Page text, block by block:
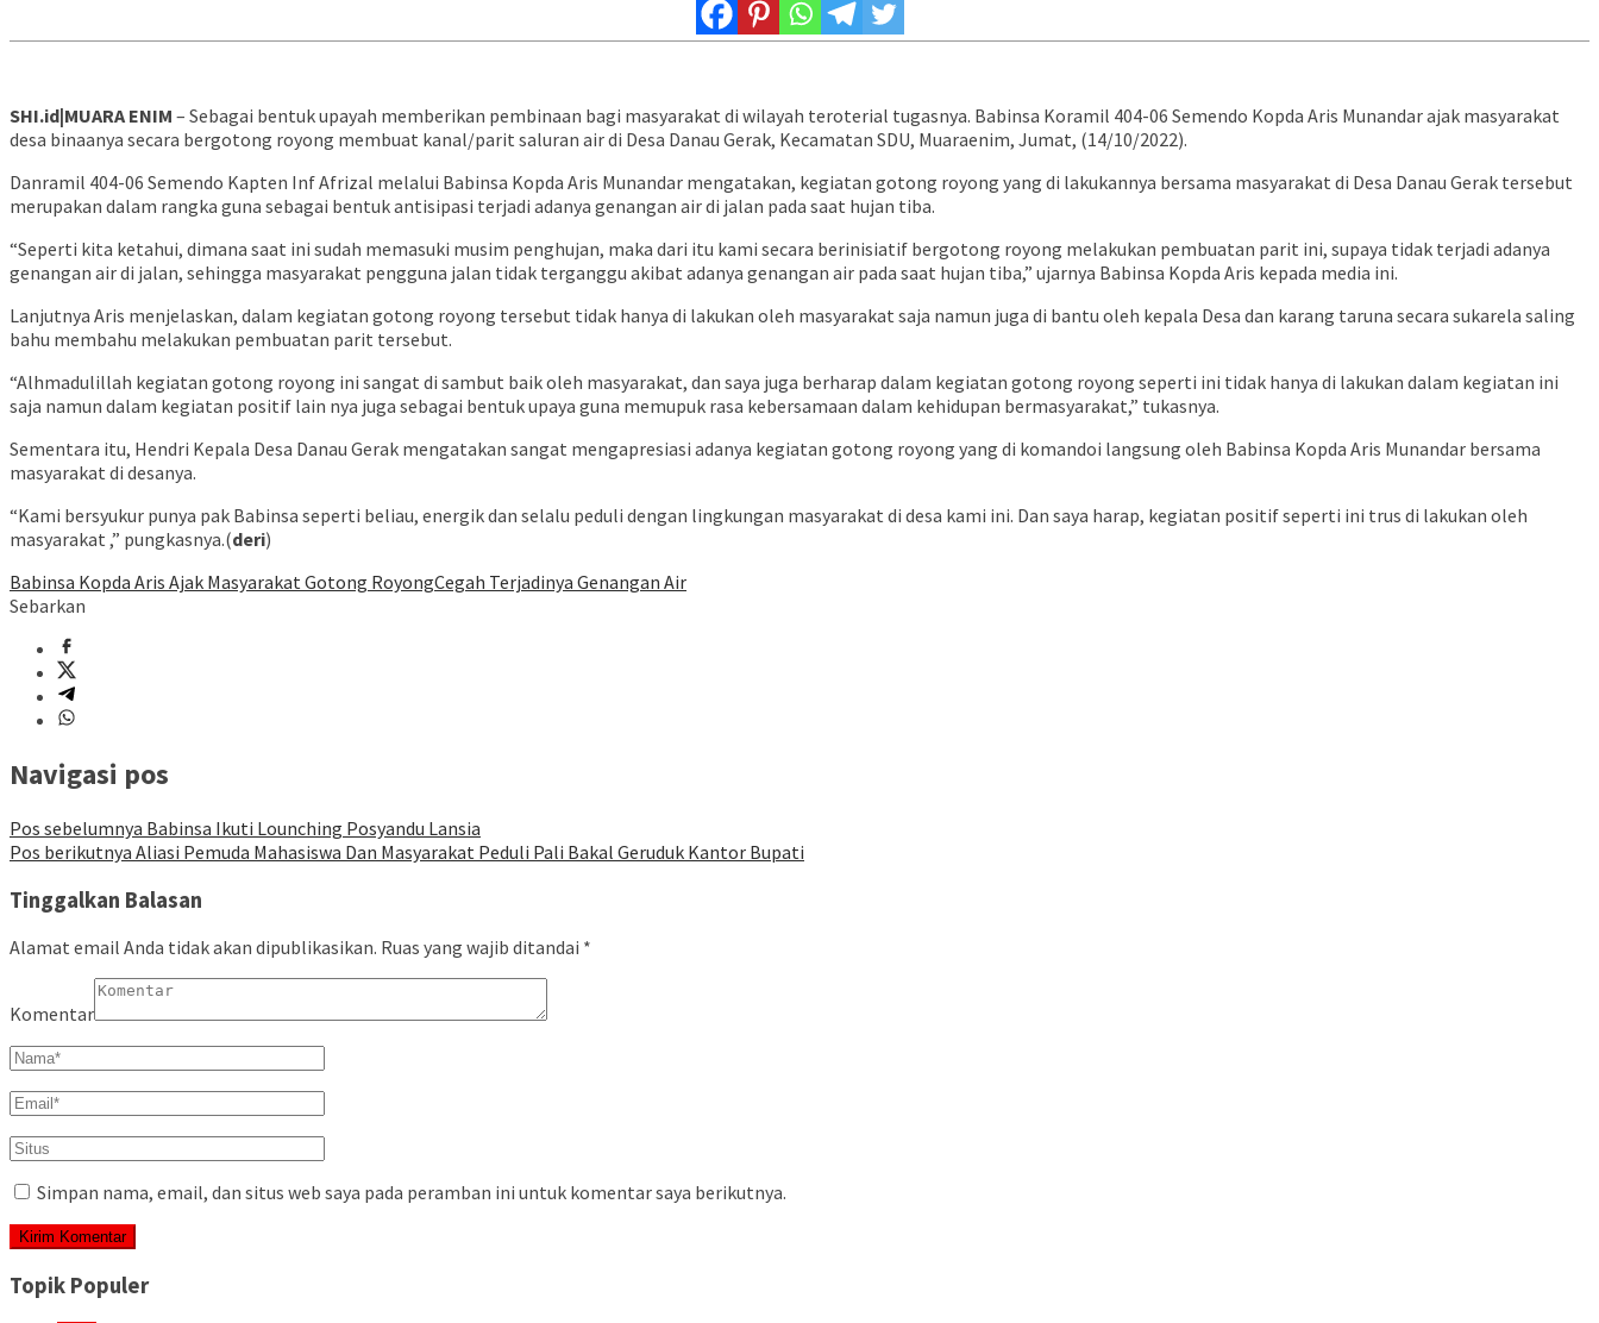
SHI.id|MUARA ENIM – Sebagai bentuk upayah memberikan pembinaan bagi masyarakat di wilayah teroterial tugasnya. Babinsa Koramil 404-06 Semendo Kopda Aris Munandar ajak masyarakat
desa binaanya secara bergotong royong membuat kanal/parit saluran air di Desa Danau Gerak, Kecamatan SDU, Muaraenim, Jumat, (14/10/2022).
Danramil 404-06 Semendo Kapten Inf Afrizal melalui Babinsa Kopda Aris Munandar mengatakan, kegiatan gotong royong yang di lakukannya bersama masyarakat di Desa Danau Gerak tersebut
merupakan dalam rangka guna sebagai bentuk antisipasi terjadi adanya genangan air di jalan pada saat hujan tiba.
“Seperti kita ketahui, dimana saat ini sudah memasuki musim penghujan, maka dari itu kami secara berinisiatif bergotong royong melakukan pembuatan parit ini, supaya tidak terjadi adanya
genangan air di jalan, sehingga masyarakat pengguna jalan tidak terganggu akibat adanya genangan air pada saat hujan tiba,” ujarnya Babinsa Kopda Aris kepada media ini.
Lanjutnya Aris menjelaskan, dalam kegiatan gotong royong tersebut tidak hanya di lakukan oleh masyarakat saja namun juga di bantu oleh kepala Desa dan karang taruna secara sukarela saling
bahu membahu melakukan pembuatan parit tersebut.
“Alhmadulillah kegiatan gotong royong ini sangat di sambut baik oleh masyarakat, dan saya juga berharap dalam kegiatan gotong royong seperti ini tidak hanya di lakukan dalam kegiatan ini
saja namun dalam kegiatan positif lain nya juga sebagai bentuk upaya guna memupuk rasa kebersamaan dalam kehidupan bermasyarakat,” tukasnya.
Sementara itu, Hendri Kepala Desa Danau Gerak mengatakan sangat mengapresiasi adanya kegiatan gotong royong yang di komandoi langsung oleh Babinsa Kopda Aris Munandar bersama
masyarakat di desanya.
“Kami bersyukur punya pak Babinsa seperti beliau, energik dan selalu peduli dengan lingkungan masyarakat di desa kami ini. Dan saya harap, kegiatan positif seperti ini trus di lakukan oleh
masyarakat ,” pungkasnya.(deri)
Babinsa Kopda Aris Ajak Masyarakat Gotong RoyongCegah Terjadinya Genangan Air
Sebarkan
Navigasi pos
Pos sebelumnya Babinsa Ikuti Lounching Posyandu Lansia
Pos berikutnya Aliasi Pemuda Mahasiswa Dan Masyarakat Peduli Pali Bakal Geruduk Kantor Bupati
Tinggalkan Balasan
Alamat email Anda tidak akan dipublikasikan. Ruas yang wajib ditandai *
Komentar
Simpan nama, email, dan situs web saya pada peramban ini untuk komentar saya berikutnya.
Topik Populer